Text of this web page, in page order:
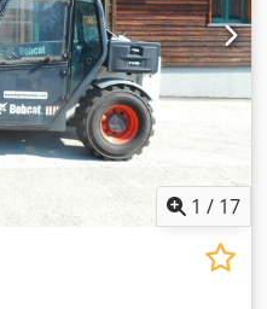
1 / 17